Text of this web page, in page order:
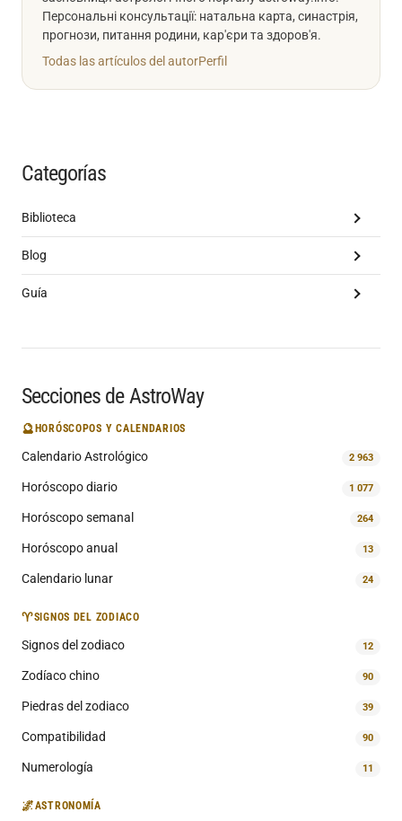
Персональні консультації: натальна карта, синастрія,
прогнози, питання родини, кар'єри та здоров'я.
Todas las artículos del autorPerfil
Categorías
Biblioteca
Blog
Guía
Secciones de AstroWay
🔮HORÓSCOPOS Y CALENDARIOS
Calendario Astrológico 2 963
Horóscopo diario 1 077
Horóscopo semanal 264
Horóscopo anual 13
Calendario lunar 24
♈SIGNOS DEL ZODIACO
Signos del zodiaco 12
Zodíaco chino 90
Piedras del zodiaco 39
Compatibilidad 90
Numerología 11
🌌ASTRONOMÍA